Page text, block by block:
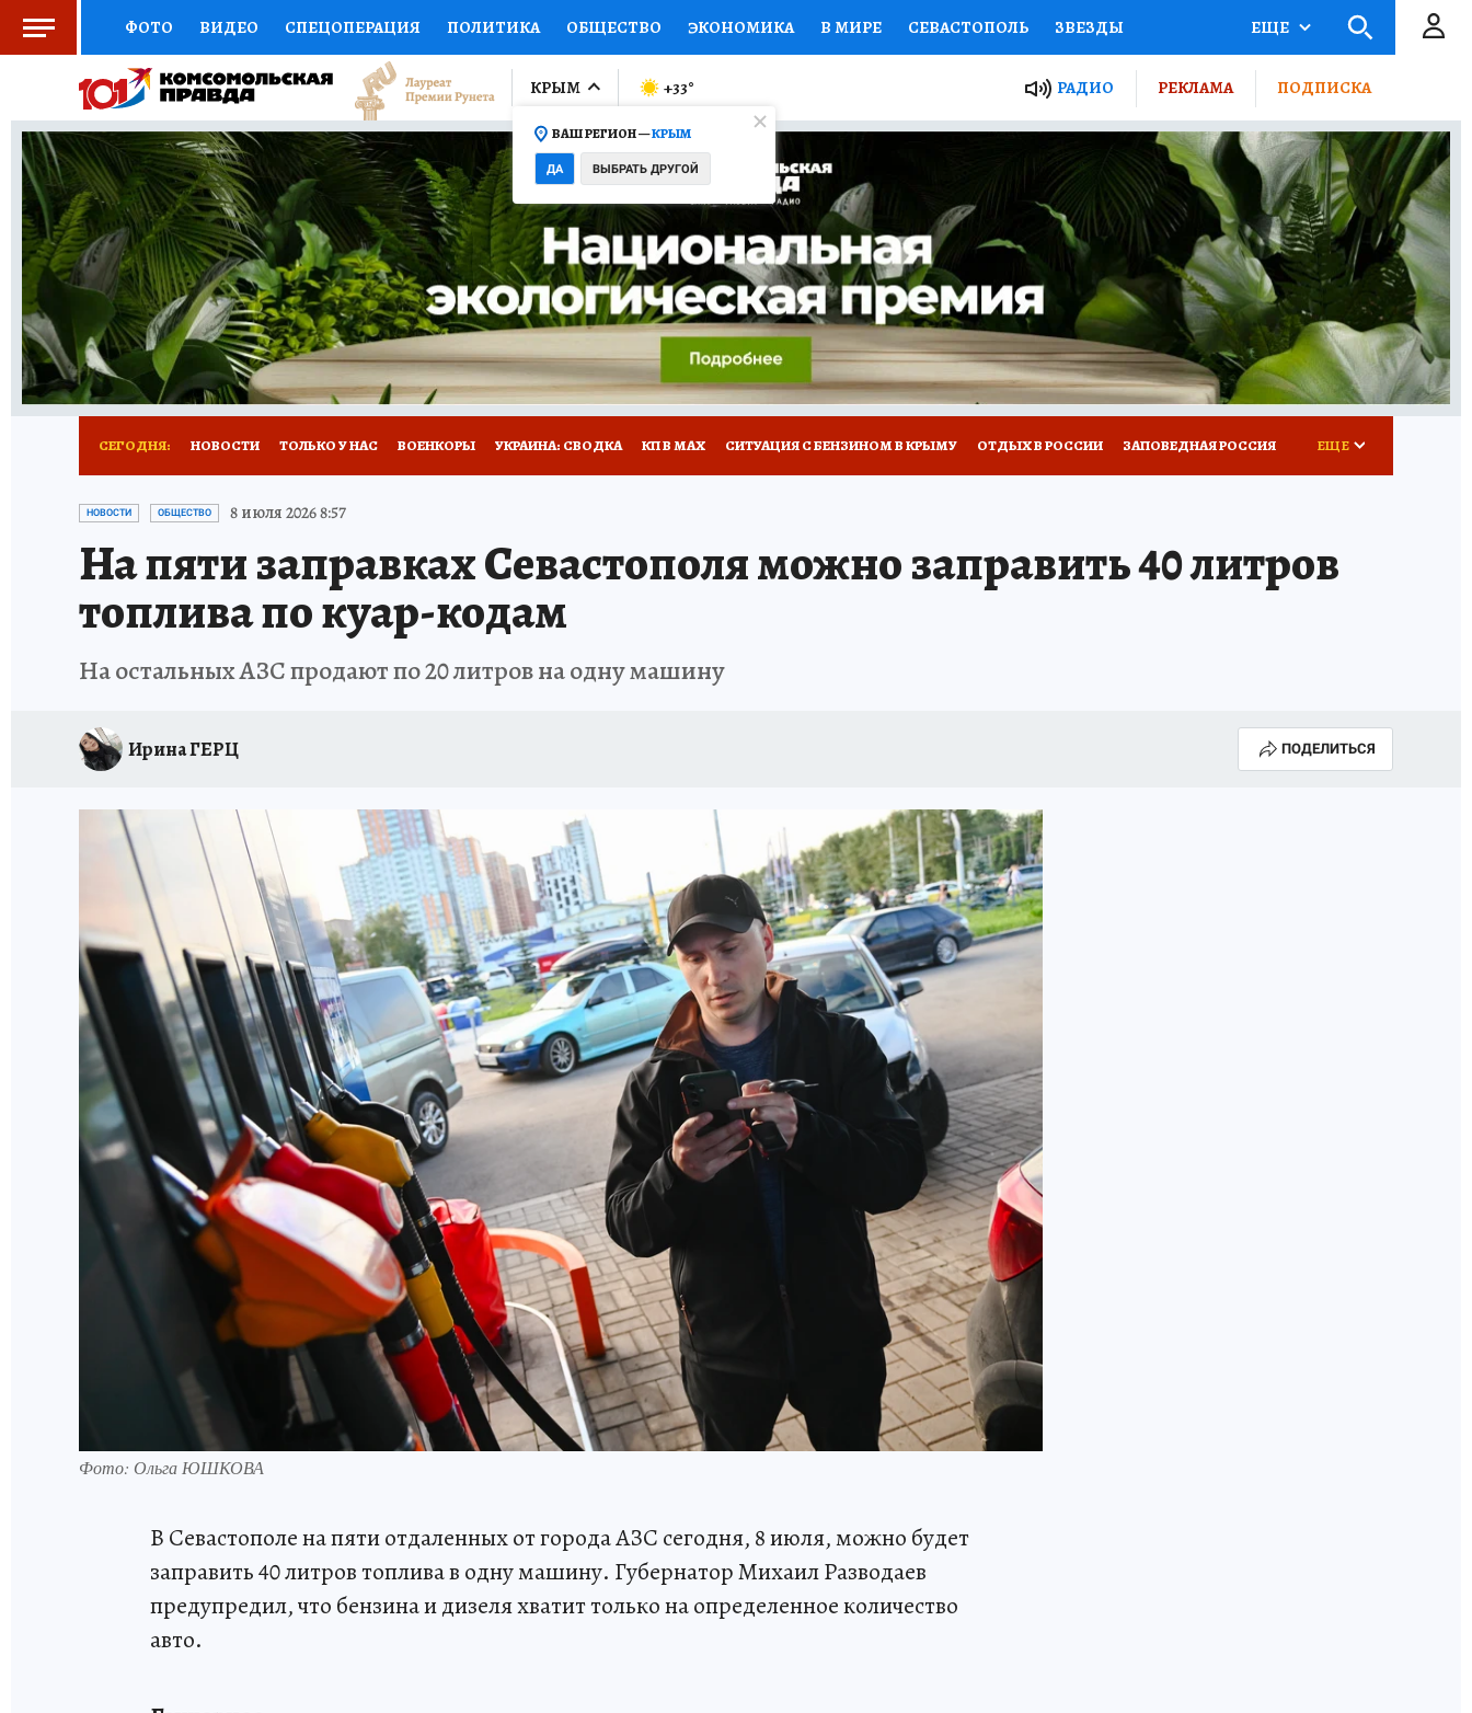
ФОТО ВИДЕО СПЕЦОПЕРАЦИЯ ПОЛИТИКА ОБЩЕСТВО ЭКОНОМИКА В МИРЕ СЕВАСТОПОЛЬ ЗВЕЗДЫ
ЗДОРОВЬЕ СОЦПОДДЕРЖКА НАУКА СПОРТ КОЛУМНИСТЫ НАЦИОНАЛЬНЫЕ ПРОЕКТЫ РОССИИ
ВЫБОР ЭКСПЕРТОВ ДОКТОР ФИНАНСЫ ОТКРЫВАЕМ МИР СЕМЬЯ ЖЕНСКИЕ СЕКРЕТЫ ПУТЕВОДИТЕЛЬ
КНИЖНАЯ ПОЛКА ПРОГНОЗЫ НА СПОРТ ПРОМОКОДЫ СЕРИАЛЫ СПЕЦПРОЕКТЫ ДЕФИЦИТ ЖЕЛЕЗА ТУРИЗМ
ПРЕСС-ЦЕНТР НЕДВИЖИМОСТЬ ТЕЛЕВИЗОР КОНКУРСЫ РАБОТА У НАС ГИД ПОТРЕБИТЕЛЯ ВСЕ О КП РАДИО КП
КОЛЛЕКЦИИ РЕКЛАМА ТЕСТЫ НОВОЕ НА САЙТЕ
ЕЩЕ
КРЫМ
ВАШ РЕГИОН —КРЫМ
ДА ВЫБРАТЬ ДРУГОЙ
+33° РАДИО РЕКЛАМА ПОДПИСКА
СЕГОДНЯ: НОВОСТИ ТОЛЬКО У НАС ВОЕНКОРЫ УКРАИНА: СВОДКА КП В МАХ СИТУАЦИЯ С БЕНЗИНОМ В КРЫМУ ОТДЫХ В РОССИИ ЗАПОВЕДНАЯ РОССИЯ
СИТУАЦИЯ С МАЗУТОМ В КРЫМУ
ЕЩЕ
НОВОСТИ ОБЩЕСТВО 8 июля 2026 8:57
На пяти заправках Севастополя можно заправить 40 литров
топлива по куар-кодам
На остальных АЗС продают по 20 литров на одну машину
Ирина ГЕРЦ ПОДЕЛИТЬСЯ
Фото: Ольга ЮШКОВА
В Севастополе на пяти отдаленных от города АЗС сегодня, 8 июля, можно будет
заправить 40 литров топлива в одну машину. Губернатор Михаил Разводаев
предупредил, что бензина и дизеля хватит только на определенное количество
авто.